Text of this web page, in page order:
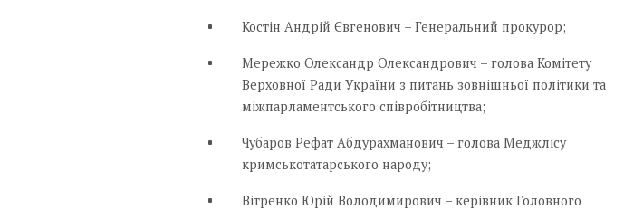
Костін Андрій Євгенович – Генеральний прокурор;
Мережко Олександр Олександрович – голова Комітету
Верховної Ради України з питань зовнішньої політики та
міжпарламентського співробітництва;
Чубаров Рефат Абдурахманович – голова Меджлісу
кримськотатарського народу;
Вітренко Юрій Володимирович – керівник Головного